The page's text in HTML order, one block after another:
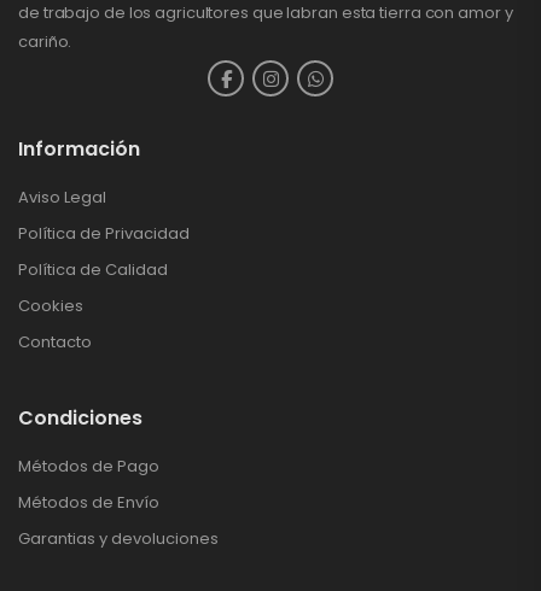
de trabajo de los agricultores que labran esta tierra con amor y
cariño.
Información
Aviso Legal
Política de Privacidad
Política de Calidad
Cookies
Contacto
Condiciones
Métodos de Pago
Métodos de Envío
Garantias y devoluciones